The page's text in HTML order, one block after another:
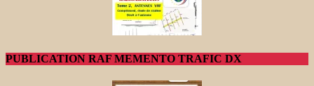
PUBLICATION RAF MEMENTO TRAFIC DX